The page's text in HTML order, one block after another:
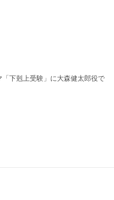
下剋上受験」に大森健太郎役で